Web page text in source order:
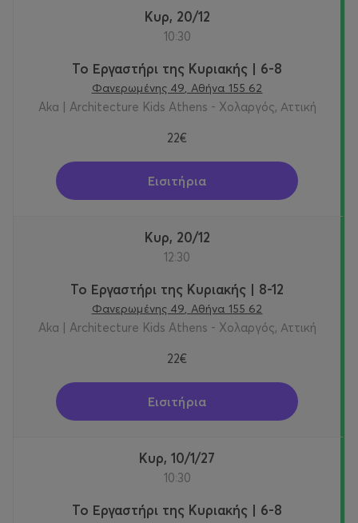
Κυρ, 20/12
10:30
Το Εργαστήρι της Κυριακής | 6-8
Φανερωμένης 49, Αθήνα 155 62
Aka | Architecture Kids Athens - Χολαργός, Αττική
22€
Εισιτήρια
Κυρ, 20/12
12:30
Το Εργαστήρι της Κυριακής | 8-12
Φανερωμένης 49, Αθήνα 155 62
Aka | Architecture Kids Athens - Χολαργός, Αττική
22€
Εισιτήρια
Κυρ, 10/1/27
10:30
Το Εργαστήρι της Κυριακής | 6-8